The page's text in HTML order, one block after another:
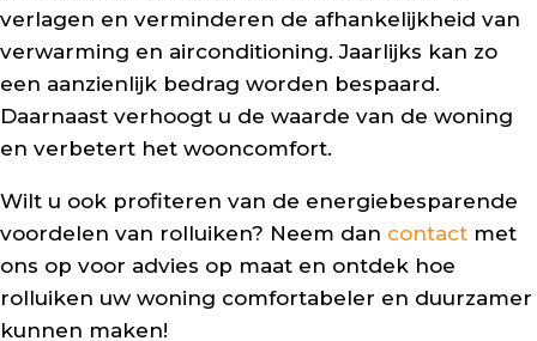
verlagen en verminderen de afhankelijkheid van
verwarming en airconditioning. Jaarlijks kan zo
een aanzienlijk bedrag worden bespaard.
Daarnaast verhoogt u de waarde van de woning
en verbetert het wooncomfort.
Wilt u ook profiteren van de energiebesparende
voordelen van rolluiken? Neem dan contact met
ons op voor advies op maat en ontdek hoe
rolluiken uw woning comfortabeler en duurzamer
kunnen maken!